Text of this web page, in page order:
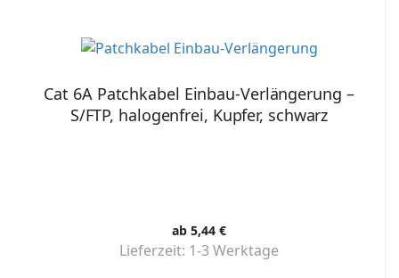
Cat 6A Patchkabel Einbau-Verlängerung –
S/FTP, halogenfrei, Kupfer, schwarz
ab 5,44 €
Lieferzeit: 1-3 Werktage